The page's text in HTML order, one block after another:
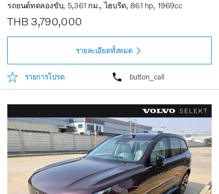
รถยนต์ทดลองขับ 5,361 กม. ไฮบริด 861 hp 1969cc
THB 3,790,000
รายละเอียดทั้งหมด
รายการโปรด button_call